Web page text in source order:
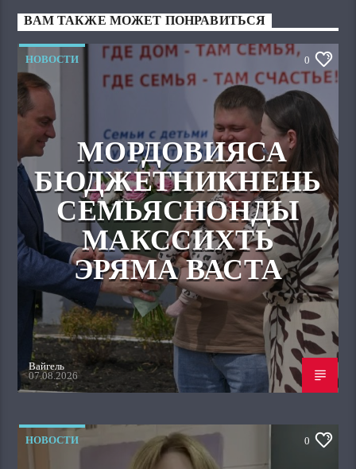
ВАМ ТАКЖЕ МОЖЕТ ПОНРАВИТЬСЯ
НОВОСТИ 0
МОРДОВИЯСА
БЮДЖЕТНИКНЕНЬ
СЕМЬЯСНОНДЫ
МАКССИХТЬ
ЭРЯМА ВАСТА
Вайгель
07.08.2026
НОВОСТИ 0